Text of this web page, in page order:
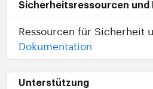
Sicherheitsressourcen und
Ressourcen für Sicherheit
Dokumentation
Unterstützung